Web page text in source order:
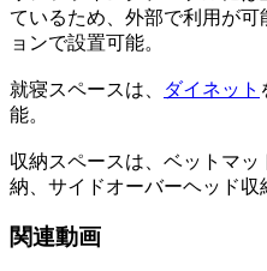
ているため、外部で利用が可
ョンで設置可能。
就寝スペースは、 ダイネット
能。
収納スペースは、ベットマ
納、サイドオーバーヘッド収
関連動画